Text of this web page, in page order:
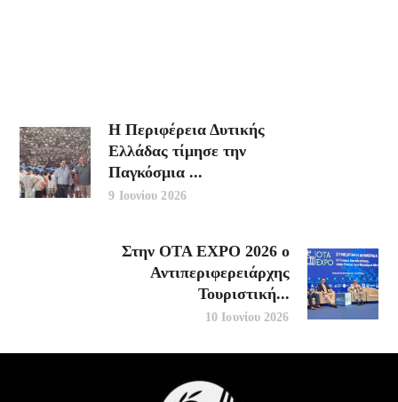
Η Περιφέρεια Δυτικής
Ελλάδας τίμησε την
Παγκόσμια ...
9 Ιουνίου 2026
Στην OTA EXPO 2026 ο
Αντιπεριφερειάρχης
Τουριστική...
10 Ιουνίου 2026